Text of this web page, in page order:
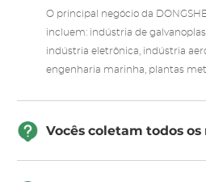
O principal negócio da
incluem: indústria de
indústria eletrônica, indústria
engenharia marinha, plantas
Vocês coletam todos